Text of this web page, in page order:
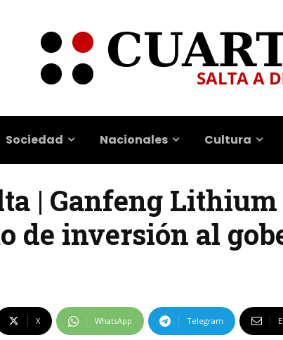
Sociedad Nacionales Cultura
| Ganfeng
de inversión al
X WhatsApp Telegram